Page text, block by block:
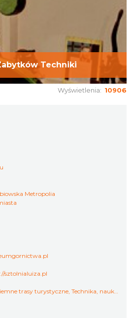
Techniki
Wyświetlenia: 10906
Metropolia
sztolnialuiza.pl
trasy turystyczne, Technika, nauka…